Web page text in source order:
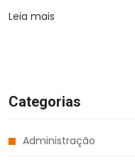
Leia mais
Categorias
Administração